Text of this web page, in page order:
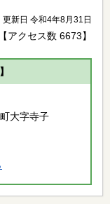
更新日 令和4年8月31日
【アクセス数 6673】
大字寺子